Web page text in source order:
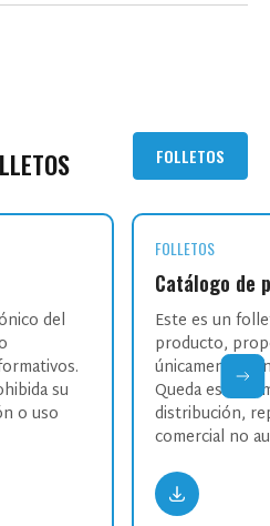
FOLLETOS
Catálogo de productos
Este es un folleto electrónico del
producto, proporcionado
únicamente con fines
Queda estrictamente prohibida su
distribución, reproducción o uso
comercial no autorizado.